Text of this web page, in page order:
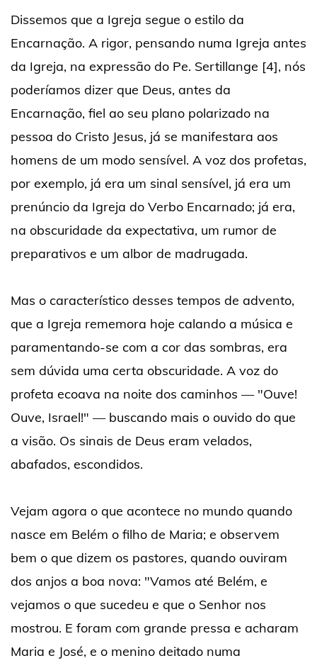
Dissemos que a Igreja segue o estilo da
Encarnação. A rigor, pensando numa Igreja antes
da Igreja, na expressão do Pe. Sertillange [4], nós
poderíamos dizer que Deus, antes da
Encarnação, fiel ao seu plano polarizado na
pessoa do Cristo Jesus, já se manifestara aos
homens de um modo sensível. A voz dos profetas,
por exemplo, já era um sinal sensível, já era um
prenúncio da Igreja do Verbo Encarnado; já era,
na obscuridade da expectativa, um rumor de
preparativos e um albor de madrugada.
Mas o característico desses tempos de advento,
que a Igreja rememora hoje calando a música e
paramentando-se com a cor das sombras, era
sem dúvida uma certa obscuridade. A voz do
profeta ecoava na noite dos caminhos — "Ouve!
Ouve, Israel!" — buscando mais o ouvido do que
a visão. Os sinais de Deus eram velados,
abafados, escondidos.
Vejam agora o que acontece no mundo quando
nasce em Belém o filho de Maria; e observem
bem o que dizem os pastores, quando ouviram
dos anjos a boa nova: "Vamos até Belém, e
vejamos o que sucedeu e que o Senhor nos
mostrou. E foram com grande pressa e acharam
Maria e José, e o menino deitado numa